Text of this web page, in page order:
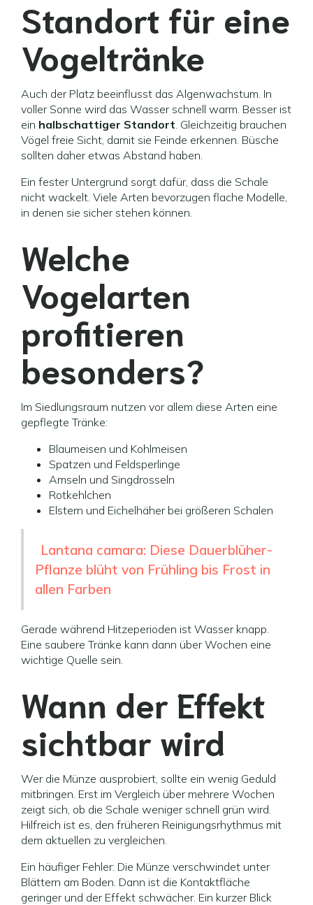
Standort für eine
Vogeltränke
Auch der Platz beeinflusst das Algenwachstum. In
voller Sonne wird das Wasser schnell warm. Besser ist
ein halbschattiger Standort. Gleichzeitig brauchen
Vögel freie Sicht, damit sie Feinde erkennen. Büsche
sollten daher etwas Abstand haben.
Ein fester Untergrund sorgt dafür, dass die Schale
nicht wackelt. Viele Arten bevorzugen flache Modelle,
in denen sie sicher stehen können.
Welche
Vogelarten
profitieren
besonders?
Im Siedlungsraum nutzen vor allem diese Arten eine
gepflegte Tränke:
Blaumeisen und Kohlmeisen
Spatzen und Feldsperlinge
Amseln und Singdrosseln
Rotkehlchen
Elstern und Eichelhäher bei größeren Schalen
Lantana camara: Diese Dauerblüher-
Pflanze blüht von Frühling bis Frost in
allen Farben
Gerade während Hitzeperioden ist Wasser knapp.
Eine saubere Tränke kann dann über Wochen eine
wichtige Quelle sein.
Wann der Effekt
sichtbar wird
Wer die Münze ausprobiert, sollte ein wenig Geduld
mitbringen. Erst im Vergleich über mehrere Wochen
zeigt sich, ob die Schale weniger schnell grün wird.
Hilfreich ist es, den früheren Reinigungsrhythmus mit
dem aktuellen zu vergleichen.
Ein häufiger Fehler: Die Münze verschwindet unter
Blättern am Boden. Dann ist die Kontaktfläche
geringer und der Effekt schwächer. Ein kurzer Blick